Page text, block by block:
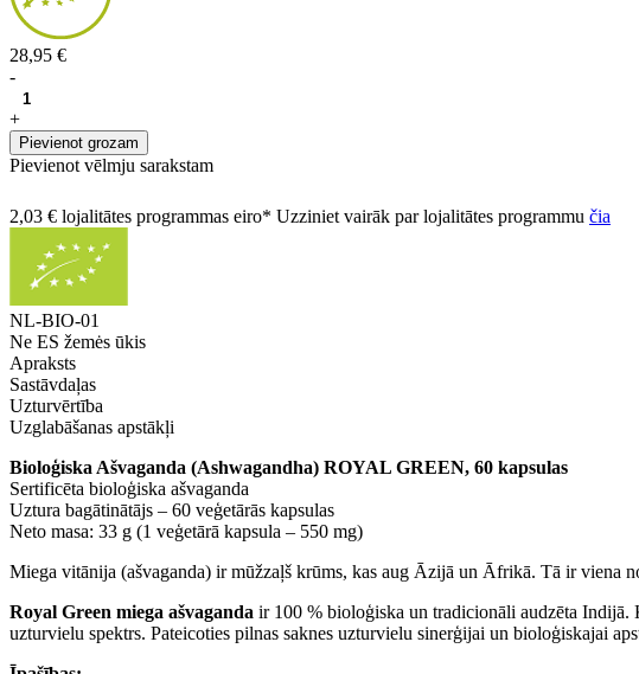
28,95 €
-
+
Pievienot grozam
Pievienot vēlmju sarakstam
2,03 € lojalitātes programmas eiro* Uzziniet vairāk par lojalitātes programmu čia
NL-BIO-01
Ne ES žemės ūkis
Apraksts
Sastāvdaļas
Uzturvērtība
Uzglabāšanas apstākļi
Bioloģiska Ašvaganda (Ashwagandha) ROYAL GREEN, 60 kapsulas
Sertificēta bioloģiska ašvaganda
Uztura bagātinātājs – 60 veģetārās kapsulas
Neto masa: 33 g (1 veģetārā kapsula – 550 mg)
Miega vitānija (ašvaganda) ir mūžzaļš krūms, kas aug Āzijā un Āfrikā. Tā ir viena
Royal Green miega ašvaganda ir 100 % bioloģiska un tradicionāli audzēta Indijā.
uzturvielu spektrs. Pateicoties pilnas saknes uzturvielu sinerģijai un bioloģiskajai